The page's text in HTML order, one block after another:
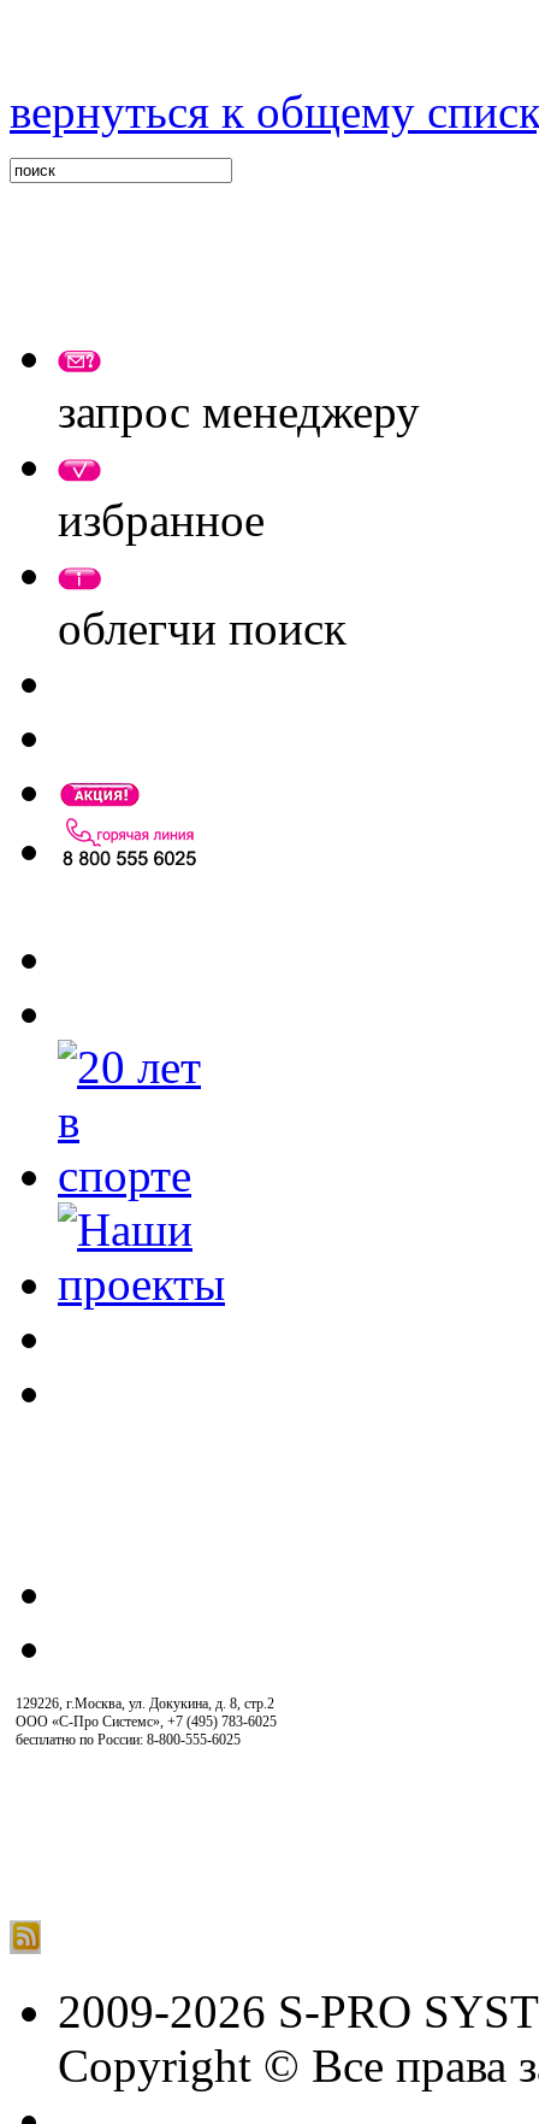
вернуться к общему
запрос менеджеру
избранное
облегчи поиск
129226, г.Москва, ул. Докукина, д. 8, стр.2
ООО «С-Про Системс» +7 (495) 783-6025
бесплатно по России: 8-800-555-6025
2009-2026 S-PRO
Copyright © Все права